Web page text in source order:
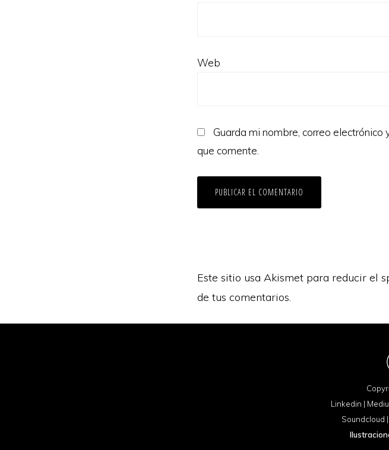
Web
Guarda mi nombre, correo
que comente.
Este sitio usa Akismet para reducir el
de tus comentarios.
Linkedin |
Soundcloud |